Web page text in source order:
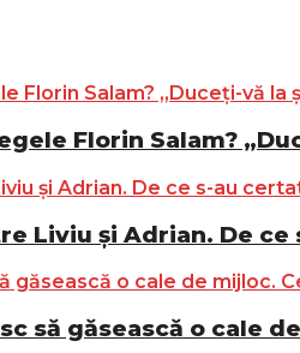
Florin Salam?
Liviu și Adrian. De ce
să găsească o cale